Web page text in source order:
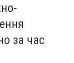
за час